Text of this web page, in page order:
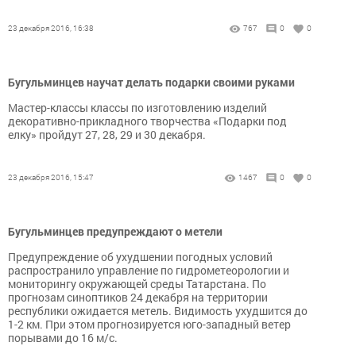
23 декабря 2016, 16:38 767 0 0
Бугульминцев научат делать подарки своими руками
Мастер-классы классы по изготовлению изделий
декоративно-прикладного творчества «Подарки под
елку» пройдут 27, 28, 29 и 30 декабря.
23 декабря 2016, 15:47 1467 0 0
Бугульминцев предупреждают о метели
Предупреждение об ухудшении погодных условий
распространило управление по гидрометеорологии и
мониторингу окружающей среды Татарстана. По
прогнозам синоптиков 24 декабря на территории
республики ожидается метель. Видимость ухудшится до
1-2 км. При этом прогнозируется юго-западный ветер
порывами до 16 м/с.